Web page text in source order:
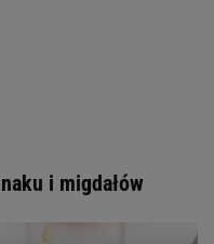
i migdałów